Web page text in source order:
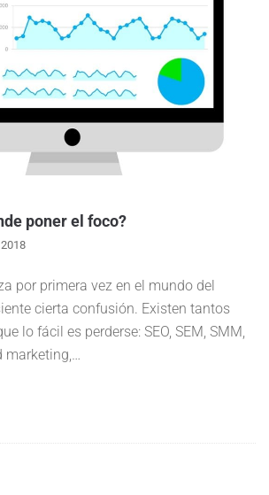
poner el foco?
por primera vez en el mundo del
cierta confusión. Existen tantos
lo fácil es perderse: SEO, SEM, SMM,
marketing,…